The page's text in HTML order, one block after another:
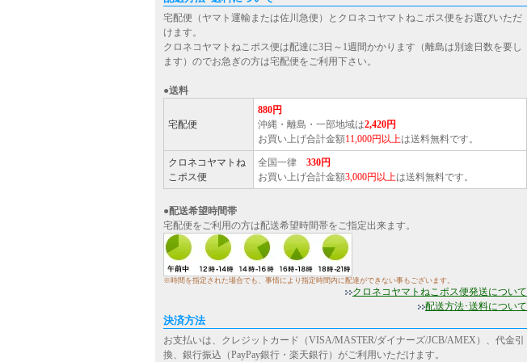
宅配便（ヤマト運輸または佐川急便）とクロネコヤマトねこポス便をお選びいただ
けます。
クロネコヤマトねこポス便は配達に3日～1週間かかります（離島は別途日数を要し
ます）のでお急ぎの方は宅配便をご利用下さい。
●送料
宅配便
880円
沖縄・離島・一部地域は2,420円
お買い上げ合計金額11,000円以上は送料無料です。
クロネコヤマトね
こポス便
全国一律 330円
お買い上げ合計金額3,000円以上は送料無料です。
●配送希望時間帯
宅配便をご利用の方は配送希望時間帯をご指定出来ます。
※時間を指定された場合でも、事情により指定時間内に配達ができない事もございます。
クロネコヤマトねこポス便発送について
配送方法･送料について
決済方法
お支払いは、クレジットカード（VISA/MASTER/ダイナーズ/JCB/AMEX）、代金引
換、銀行振込（PayPay銀行・楽天銀行）がご利用いただけます。